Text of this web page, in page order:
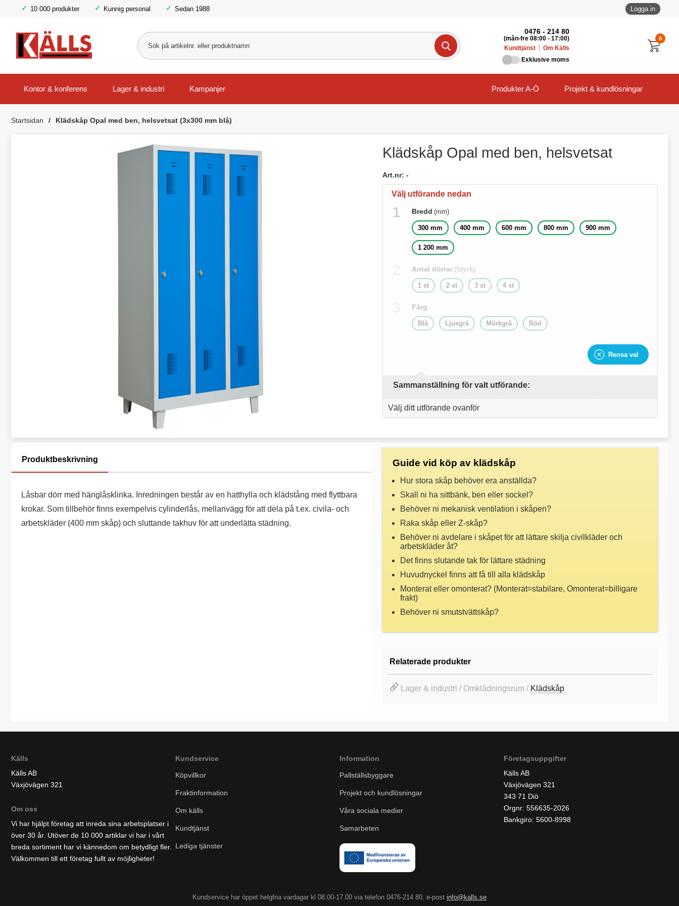
10 000 produkter Kunnig personal Sedan 1988 Logga in
0
0476 - 214 80
(mån-fre 08:00 - 17:00)
Kundtjänst
Om Källs
Exklusive moms
Kontor & konferens Lager & industri Kampanjer Produkter A-Ö Projekt & kundlösningar
Startsidan Klädskåp Opal med ben, helsvetsat (3x300 mm blå)
Klädskåp Opal med ben, helsvetsat
Art.nr: -
Välj utförande nedan
Bredd (mm)
300 mm 400 mm 600 mm 800 mm 900 mm
1 200 mm
Antal dörrar (Styck)
1 st 2 st 3 st 4 st
Färg
Blå Ljusgrå Mörkgrå Röd
Rensa val
Sammanställning för valt utförande:
Välj ditt utförande ovanför
Produktbeskrivning
Låsbar dörr med hänglåsklinka. Inredningen består av en hatthylla och klädstång med flyttbara
krokar. Som tillbehör finns exempelvis cylinderlås, mellanvägg för att dela på t.ex. civila- och
arbetskläder (400 mm skåp) och sluttande takhuv för att underlätta städning.
Guide vid köp av klädskåp
Hur stora skåp behöver era anställda?
Skall ni ha sittbänk, ben eller sockel?
Behöver ni mekanisk ventilation i skåpen?
Raka skåp eller Z-skåp?
Behöver ni avdelare i skåpet för att lättare skilja civilkläder och
arbetskläder åt?
Det finns slutande tak för lättare städning
Huvudnyckel finns att få till alla klädskåp
Monterat eller omonterat? (Monterat=stabilare, Omonterat=billigare
frakt)
Behöver ni smutstvättskåp?
Relaterade produkter
Lager & industri / Omklädningsrum / Klädskåp
Källs
Källs AB
Växjövägen 321
Om oss
Vi har hjälpt företag att inreda sina arbetsplatser i
över 30 år. Utöver de 10 000 artiklar vi har i vårt
breda sortiment har vi kännedom om betydligt fler.
Välkommen till ett företag fullt av möjligheter!
Kundservice
Köpvillkor
Fraktinformation
Om källs
Kundtjänst
Lediga tjänster
Information
Pallställsbyggare
Projekt och kundlösningar
Våra sociala medier
Samarbeten
Företagsuppgifter
Källs AB
Växjövägen 321
343 71 Diö
Orgnr: 556635-2026
Bankgiro: 5600-8998
Kundservice har öppet helgfria vardagar kl 08.00-17.00 via telefon 0476-214 80, e-post info@kalls.se